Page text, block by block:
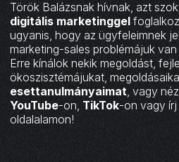
Török Balázsnak hívnak, azt
digitális marketinggel
ugyanis, hogy az ügyfeleimnek
marketing-sales problémájuk
Erre kínálok nekik megoldást,
ökoszisztémájukat,
esettanulmányaimat, vagy
YouTube-on, TikTok-on vagy írj
oldalalamon!